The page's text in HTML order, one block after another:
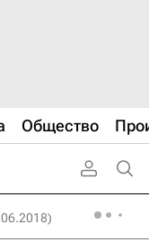
Общество